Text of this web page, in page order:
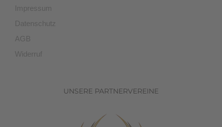
Impressum
Datenschutz
AGB
Widerruf
UNSERE PARTNERVEREINE